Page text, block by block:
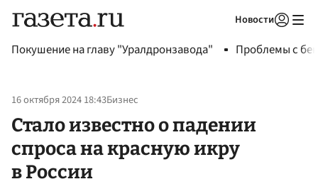
Новости
Покушение на главу "Уралдронзавода" Проблемы с
16 октября 2024 18:43Бизнес
Стало известно о падении
спроса на красную икру
в России